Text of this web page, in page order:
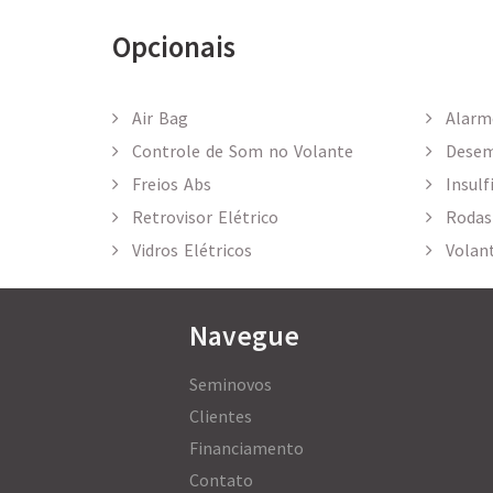
Opcionais
Air Bag
Controle de Som no Volante
Freios Abs
Retrovisor Elétrico
Vidros Elétricos
Navegue
Seminovos
Clientes
Financiamento
Contato